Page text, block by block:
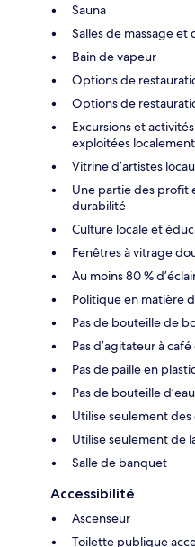
Sauna
Salles de massage et
Bain de vapeur
Options de
Options de
Excursions et
exploitées localement
Vitrine d’artistes
Une partie des profit
durabilité
Culture locale et
Fenêtres à vitrage
Au moins 80 %
Politique en matière
Pas de bouteille de
Pas d’agitateur à
Pas de paille en
Pas de bouteille
Utilise seulement
Utilise seulement de
Salle de banquet
Accessibilité
Ascenseur
Toilette publique